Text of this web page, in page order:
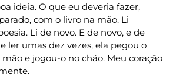
ideia. O que eu deveria fazer,
com o livro na mão. Li
Li de novo. E de novo, e de
ler umas dez vezes, ela pegou o
e jogou-o no chão. Meu coração